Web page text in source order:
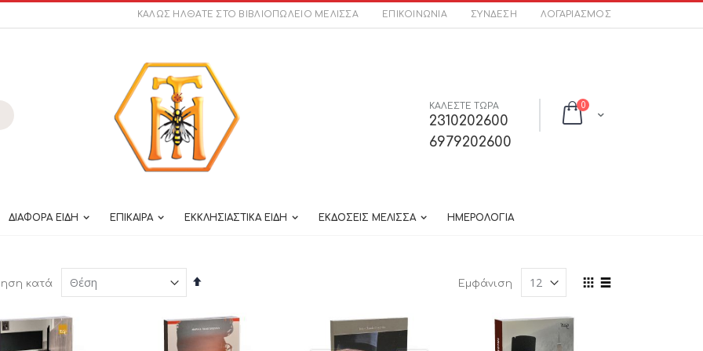
ΚΑΛΩΣ ΗΛΘΑΤΕ ΣΤΟ ΒΙΒΛΙΟΠΩΛΕΙΟ ΜΕΛΙΣΣΑ ΕΠΙΚΟΙΝΩΝΊΑ ΣΎΝΔΕΣΗ ΛΟΓΑΡΙΑΣΜΌΣ
Cart
0στοιχεία
ΚΑΛΕΣΤΕ ΤΩΡΑ
2310202600
6979202600
ΔΙΑΦΟΡΑ ΕΙΔΗ ΕΠΙΚΑΙΡΑ ΕΚΚΛΗΣΙΑΣΤΙΚΑ ΕΙΔΗ ΕΚΔΟΣΕΙΣ ΜΕΛΙΣΣΑ ΗΜΕΡΟΛΟΓΙΑ
κατά
Φθίνουσα
Προβολή
Εμφάνιση